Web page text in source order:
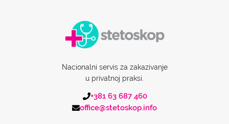
Nacionalni servis za zakazivanje
u privatnoj praksi.
+381 63 687 460
office@stetoskop.info